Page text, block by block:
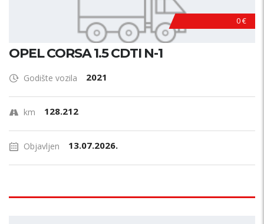
0 €
OPEL CORSA 1.5 CDTI N-1
Godište vozila 2021
km 128.212
Objavljen 13.07.2026.